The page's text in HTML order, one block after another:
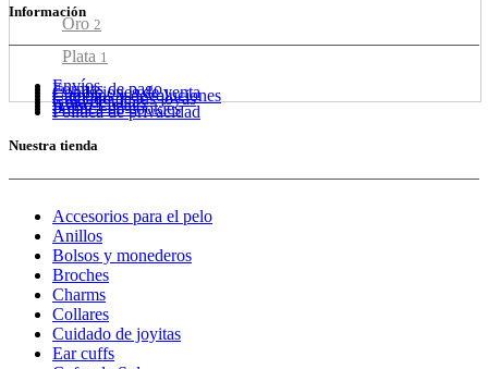
Oro 2
Plata 1
Información
Envíos
Formas de pago
Condiciones de venta
Cambios y devoluciones
Cuidado de tus joyas
Guía de tallas
Aviso Legal
Política de cookies
Política de privacidad
Nuestra tienda
Accesorios para el pelo
Anillos
Bolsos y monederos
Broches
Charms
Collares
Cuidado de joyitas
Ear cuffs